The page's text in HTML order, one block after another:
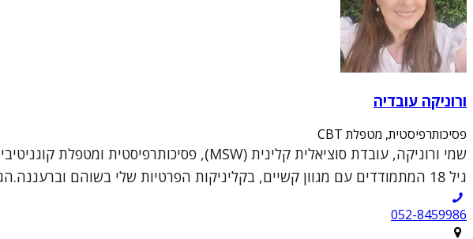
ורוניקה עובדיה
פסיכותרפיסטית, מטפלת CBT
גיל 18 המתמודדים עם מגוון קשיים, בקליניקות הפרטיות שלי בשוהם וברעננה.הגישה הטיפולית שלי נ...
052-8459986